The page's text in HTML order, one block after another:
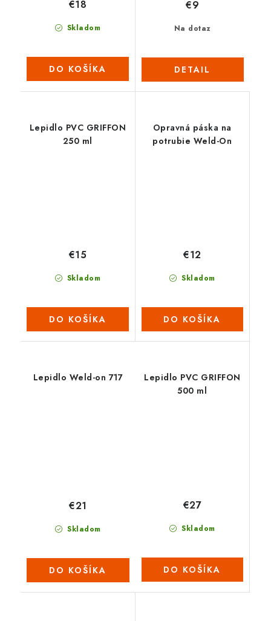
Skladom
€18
DO KOŠÍKA
Na dotaz
€9
DETAIL
Lepidlo PVC GRIFFON
250 ml
Skladom
€15
DO KOŠÍKA
Opravná páska na
potrubie Weld-On
Skladom
€12
DO KOŠÍKA
Lepidlo Weld-on 717
Skladom
€21
DO KOŠÍKA
Lepidlo PVC GRIFFON
500 ml
Skladom
€27
DO KOŠÍKA